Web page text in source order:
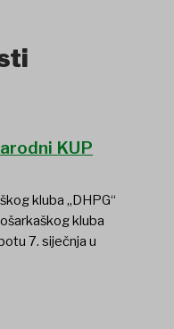
KUP
kluba „DHPG“
kluba
7. siječnja u